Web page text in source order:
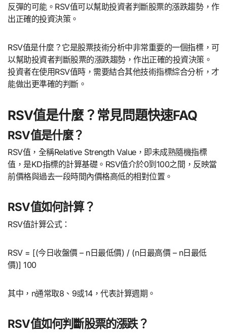
反彈的可能。RSV值可以幫助投資者判斷股票的漲跌趨勢，作
出正確的投資決策。
RSV值是什麼？它是股票技術分析中非常重要的一個指標，可
以幫助投資者判斷股票的漲跌趨勢，作出正確的投資決策。
投資者在使用RSV值時，需要結合其他技術指標綜合分析，才
能做出更準確的判斷。
RSV值是什麼？常見問題快速FAQ
RSV值是什麼？
RSV值，全稱Relative Strength Value，即未成熟隨機指標
值，是KD指標的計算基礎。RSV值介於0到100之間，反映當
前價格與過去一段時間內價格高低的相對位置。
RSV值如何計算？
RSV值計算公式：
RSV = [(今日收盤價 – n日最低價) / (n日最高價 – n日最低
價)] 100
其中，n通常取8、9或14，代表計算週期。
RSV值如何判斷股票的漲跌？